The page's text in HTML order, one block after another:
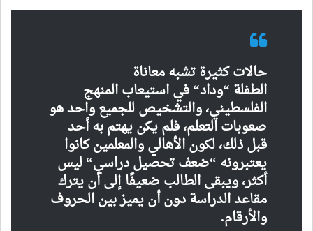
حالات كثيرة تشبه معاناة
الطفلة “وداد“ في استيعاب المنهج
الفلسطيني، والتشخيص للجميع واحد هو
صعوبات التعلم، فلم يكن يهتم به أحد
قبل ذلك، لكون الأهالي والمعلمين كانوا
يعتبرونه “ضعف تحصيل دراسي“ ليس
أكثر، ويبقى الطالب ضعيفًا إلى أن يترك
مقاعد الدراسة دون أن يميز بين الحروف
والأرقام.